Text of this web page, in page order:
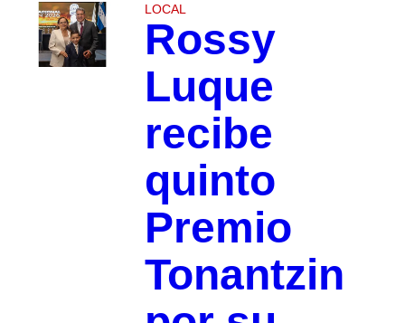
LOCAL
Rossy
Luque
recibe
quinto
Premio
Tonantzin